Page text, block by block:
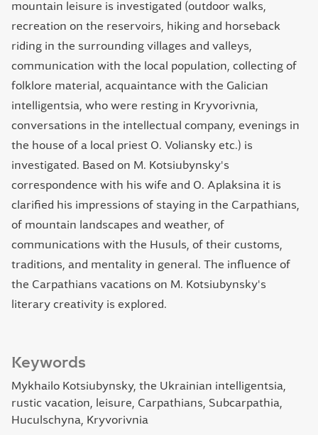
Keywords
Mykhailo Kotsiubynsky, the Ukrainian intelligentsia,
rustic vacation, leisure, Carpathians, Subcarpathia,
Huculschyna, Kryvorivnia
mountain leisure is investigated (outdoor walks,
recreation on the reservoirs, hiking and horseback
riding in the surrounding villages and valleys,
communication with the local population, collecting of
folklore material, acquaintance with the Galician
intelligentsia, who were resting in Kryvorivnia,
conversations in the intellectual company, evenings in
the house of a local priest O. Voliansky etc.) is
investigated. Based on M. Kotsiubynsky's
correspondence with his wife and O. Aplaksina it is
clarified his impressions of staying in the Carpathians,
of mountain landscapes and weather, of
communications with the Husuls, of their customs,
traditions, and mentality in general. The influence of
the Carpathians vacations on M. Kotsiubynsky's
literary creativity is explored.